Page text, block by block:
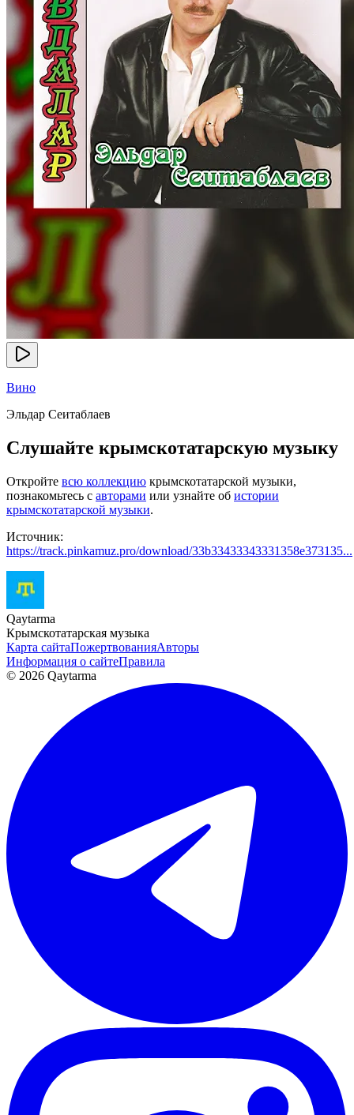
Вино
Эльдар Сеитаблаев
Слушайте крымскотатарскую музыку
Откройте всю коллекцию крымскотатарской музыки,
познакомьтесь с авторами или узнайте об истории
крымскотатарской музыки.
Источник:
https://track.pinkamuz.pro/download/33b33433343331358e373135...
Qaytarma
Крымскотатарская музыка
Карта сайтаПожертвованияАвторы
Информация о сайтеПравила
© 2026 Qaytarma